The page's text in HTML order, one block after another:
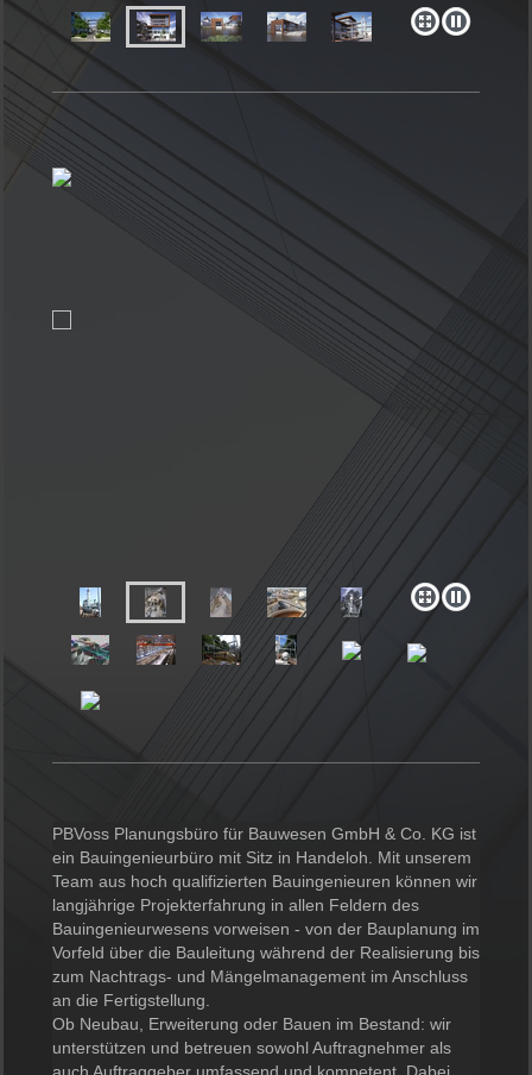
PBVoss Planungsbüro für Bauwesen GmbH & Co. KG ist
ein Bauingenieurbüro mit Sitz in Handeloh . Mit unserem
Team aus hoch qualifizierten Bauingenieuren können wir
langjährige Projekterfahrung in allen Feldern des
Bauingenieurwesens vorweisen - von der Bauplanung im
Vorfeld über die Bauleitung während der Realisierung bis
zum Nachtrags- und Mängelmanagement im Anschluss
an die Fertigstellung.
Ob Neubau, Erweiterung oder Bauen im Bestand: wir
unterstützen und betreuen sowohl Auftragnehmer als